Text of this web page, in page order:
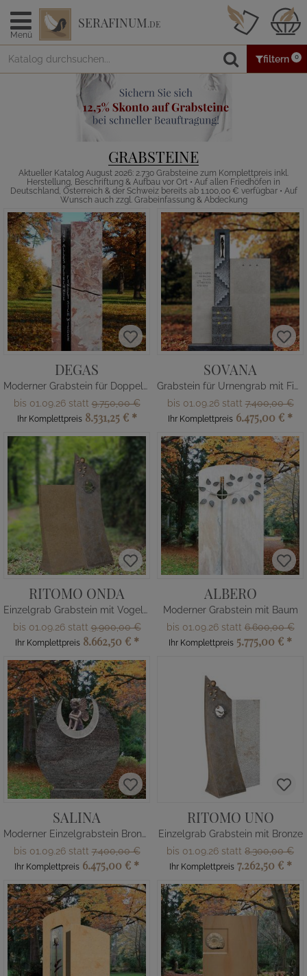
Menü
SERAFINUM.DE
filtern 0
GRABSTEINE
Aktueller Katalog August 2026: 2.730 Grabsteine zum Komplettpreis inkl.
Herstellung, Beschriftung & Aufbau vor Ort • Auf allen Friedhöfen in
Deutschland, Österreich & der Schweiz bereits ab 1.100,00 € verfügbar • Auf
Wunsch auch zzgl. Grabeinfassung & Abdeckung
DEGAS
Moderner Grabstein für Doppelgrab Marmor
bis 01.09.26 statt9.750,00 €
Ihr Komplettpreis 8.531,25 € *
SOVANA
Grabstein für Urnengrab mit Figur
bis 01.09.26 statt7.400,00 €
Ihr Komplettpreis 6.475,00 € *
RITOMO ONDA
Einzelgrab Grabstein mit Vogel-Ornament
bis 01.09.26 statt9.900,00 €
Ihr Komplettpreis 8.662,50 € *
ALBERO
Moderner Grabstein mit Baum
bis 01.09.26 statt6.600,00 €
Ihr Komplettpreis 5.775,00 € *
SALINA
Moderner Einzelgrabstein Bronze Elfe
bis 01.09.26 statt7.400,00 €
Ihr Komplettpreis 6.475,00 € *
RITOMO UNO
Einzelgrab Grabstein mit Bronze
bis 01.09.26 statt 8.300,00 €
Ihr Komplettpreis 7.262,50 € *